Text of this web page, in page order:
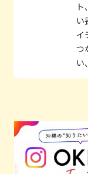
い
イ
つ
い